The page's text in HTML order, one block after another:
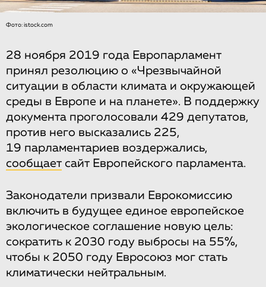
Фото: istock.com
28 ноября 2019 года Европарламент
принял резолюцию о «Чрезвычайной
ситуации в области климата и окружающей
среды в Европе и на планете». В поддержку
документа проголосовали 429 депутатов,
против него высказались 225,
19 парламентариев воздержались,
сообщает сайт Европейского парламента.
Законодатели призвали Еврокомиссию
включить в будущее единое европейское
экологическое соглашение новую цель:
сократить к 2030 году выбросы на 55%,
чтобы к 2050 году Евросоюз мог стать
климатически нейтральным.